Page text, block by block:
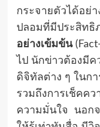
กระจายตัวได้อย่า
ปลอมที่มีประสิทธิ
อย่างเข้มข้น
ไป นักข่าวต้องมีค
ดิจิทัลต่าง ๆ ในก
รวมถึงการเช็คค
ความมั่นใจ นอก